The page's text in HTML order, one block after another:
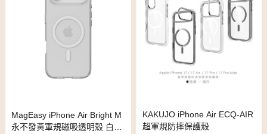
MagEasy iPhone Air Bright M
永不發黃軍規磁吸透明殼 白磁
KAKUJO iPhone Air ECQ-AIR
超軍規防摔保護殼